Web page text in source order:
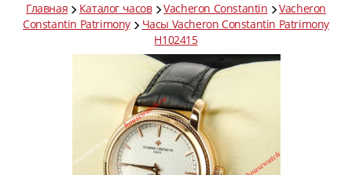
Главная Каталог часов Vacheron Constantin
Vacheron
Constantin Patrimony
Часы Vacheron Constantin Patrimony
H102415